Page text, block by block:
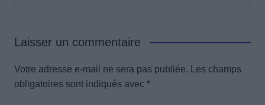
Laisser un commentaire
Votre adresse e-mail ne sera pas publiée.
Les champs
obligatoires sont indiqués avec *